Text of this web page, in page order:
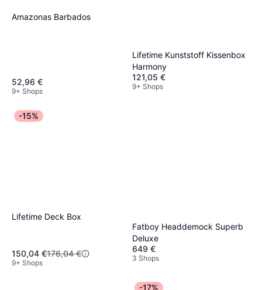
Amazonas Barbados
52,96 €
9+ Shops
Lifetime Kunststoff Kissenbox
Harmony
121,05 €
9+ Shops
-15%
Lifetime Deck Box
150,04 €176,04 €
9+ Shops
Fatboy Headdemock Superb
Deluxe
649 €
3 Shops
-17%